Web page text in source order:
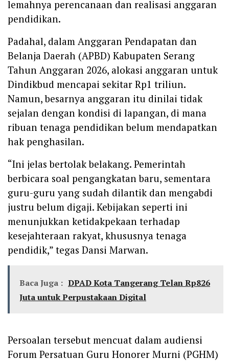
lemahnya perencanaan dan realisasi anggaran
pendidikan.
Padahal, dalam Anggaran Pendapatan dan
Belanja Daerah (APBD) Kabupaten Serang
Tahun Anggaran 2026, alokasi anggaran untuk
Dindikbud mencapai sekitar Rp1 triliun.
Namun, besarnya anggaran itu dinilai tidak
sejalan dengan kondisi di lapangan, di mana
ribuan tenaga pendidikan belum mendapatkan
hak penghasilan.
“Ini jelas bertolak belakang. Pemerintah
berbicara soal pengangkatan baru, sementara
guru-guru yang sudah dilantik dan mengabdi
justru belum digaji. Kebijakan seperti ini
menunjukkan ketidakpekaan terhadap
kesejahteraan rakyat, khususnya tenaga
pendidik,” tegas Dansi Marwan.
Baca Juga : ‎DPAD Kota Tangerang Telan Rp826
Juta untuk Perpustakaan Digital
Persoalan tersebut mencuat dalam audiensi
Forum Persatuan Guru Honorer Murni (PGHM)